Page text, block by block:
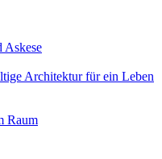
Askese
Architektur für ein Leben
Raum